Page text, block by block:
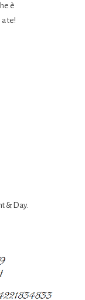
è
te!
& Day.